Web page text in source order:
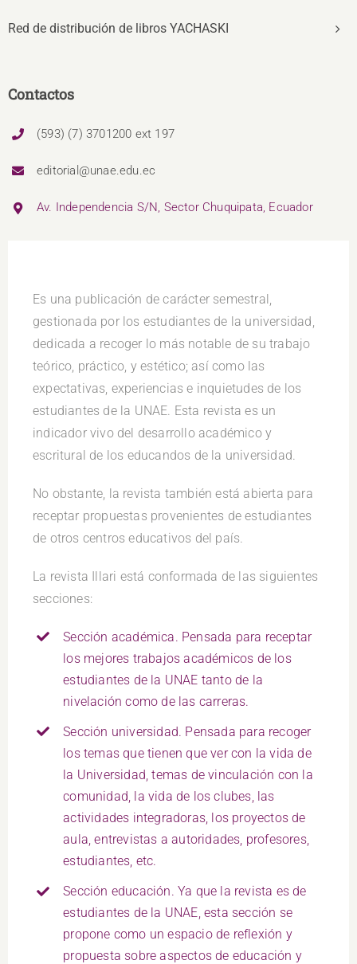
Es una publicación de carácter semestral,
gestionada por los estudiantes de la universidad,
dedicada a recoger lo más notable de su trabajo
teórico, práctico, y estético; así como las
expectativas, experiencias e inquietudes de los
estudiantes de la UNAE. Esta revista es un
indicador vivo del desarrollo académico y
escritural de los educandos de la universidad.
No obstante, la revista también está abierta para
receptar propuestas provenientes de estudiantes
de otros centros educativos del país.
La revista Illari está conformada de las siguientes
secciones:
Sección académica. Pensada para receptar
los mejores trabajos académicos de los
estudiantes de la UNAE tanto de la
nivelación como de las carreras.
Sección universidad. Pensada para recoger
los temas que tienen que ver con la vida de
la Universidad, temas de vinculación con la
comunidad, la vida de los clubes, las
actividades integradoras, los proyectos de
aula, entrevistas a autoridades, profesores,
estudiantes, etc.
Sección educación. Ya que la revista es de
estudiantes de la UNAE, esta sección se
propone como un espacio de reflexión y
propuesta sobre aspectos de educación y
Red de distribución de libros YACHASKI
Contactos
(593) (7) 3701200 ext 197
editorial@unae.edu.ec
Av. Independencia S/N, Sector Chuquipata, Ecuador